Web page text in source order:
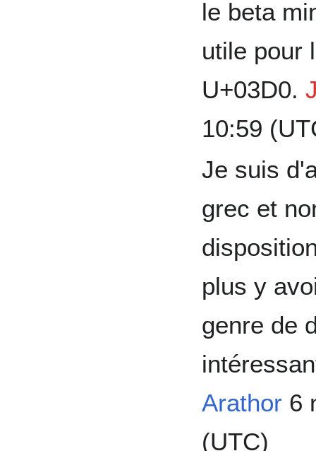
le beta
utile pour
U+03D0.
10:59
Je suis
grec et
plus y
genre de
Arathor 6
(UTC)